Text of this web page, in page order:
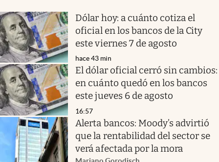
Dólar hoy: a cuánto cotiza el
oficial en los bancos de la City
este viernes 7 de agosto
hace 43 min
El dólar oficial cerró sin cambios:
en cuánto quedó en los bancos
este jueves 6 de agosto
16:57
Alerta bancos: Moody’s advirtió
que la rentabilidad del sector se
verá afectada por la mora